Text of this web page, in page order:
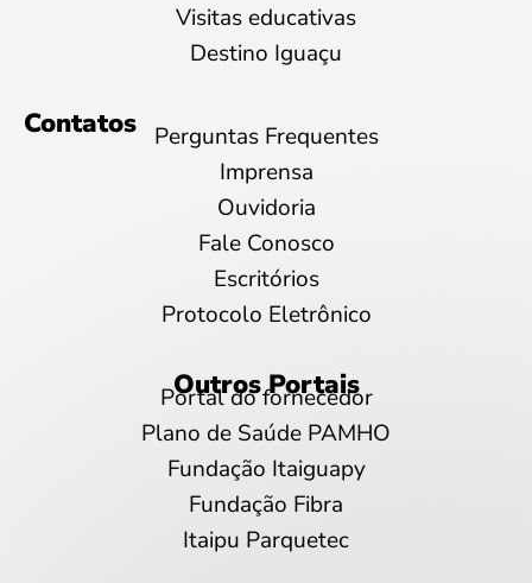
Visitas educativas
Destino Iguaçu
Contatos
Perguntas Frequentes
Imprensa
Ouvidoria
Fale Conosco
Escritórios
Protocolo Eletrônico
Outros Portais
Portal do fornecedor
Plano de Saúde PAMHO
Fundação Itaiguapy
Fundação Fibra
Itaipu Parquetec